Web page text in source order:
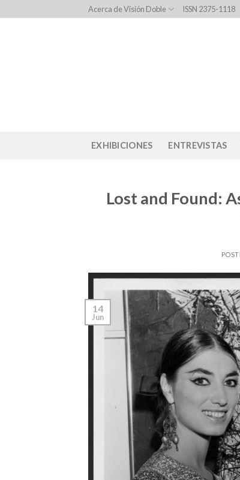
to
Acerca de Visión Doble ISSN 2375-1118
EXHIBICIONES ENTREVISTAS
Lost and Found:
14
Jun